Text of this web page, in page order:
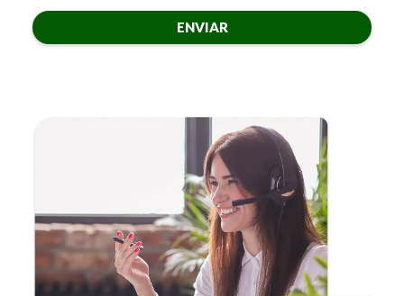
ENVIAR